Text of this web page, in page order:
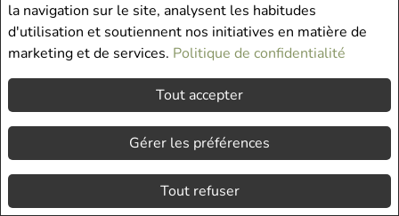
la navigation sur le site, analysent les habitudes
d'utilisation et soutiennent nos initiatives en matière de
marketing et de services. Politique de confidentialité
Tout accepter
Gérer les préférences
Tout refuser
CHAMBRES À COUCHER: 1 SALLES DE BAIN: 1
METRESQ:60